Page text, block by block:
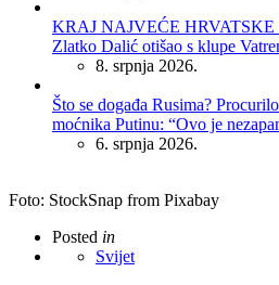
KRAJ NAJVEĆE
Zlatko Dalić otišao s klupe
8. srpnja 2026.
Što se događa Rusima?
moćnika Putinu: “Ovo je
6. srpnja 2026.
Foto: StockSnap from Pixabay
Posted in
Svijet